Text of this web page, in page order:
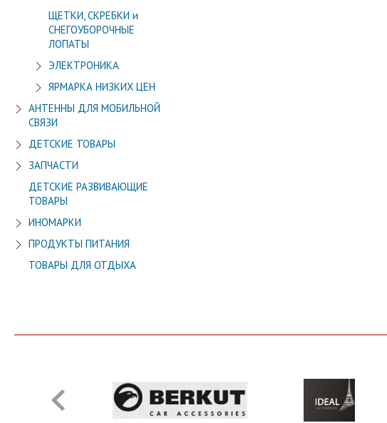
ЩЕТКИ, СКРЕБКИ и
СНЕГОУБОРОЧНЫЕ
ЛОПАТЫ
ЭЛЕКТРОНИКА
ЯРМАРКА НИЗКИХ ЦЕН
АНТЕННЫ ДЛЯ МОБИЛЬНОЙ
СВЯЗИ
ДЕТСКИЕ ТОВАРЫ
ЗАПЧАСТИ
ДЕТСКИЕ РАЗВИВАЮЩИЕ
ТОВАРЫ
ИНОМАРКИ
ПРОДУКТЫ ПИТАНИЯ
ТОВАРЫ ДЛЯ ОТДЫХА